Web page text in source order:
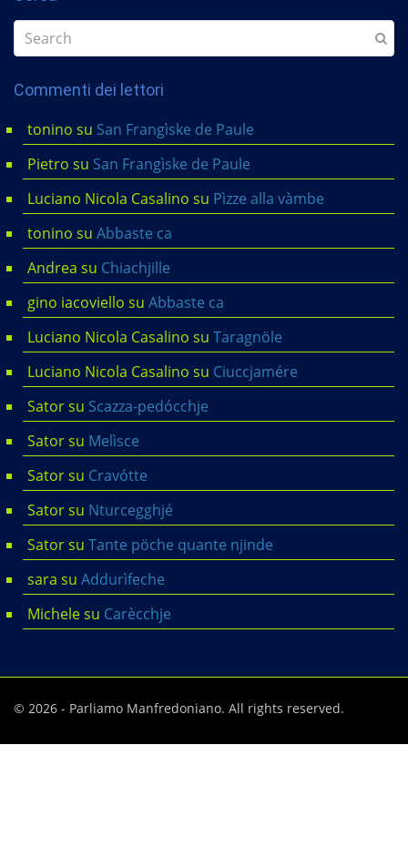
Commenti dei lettori
tonino su San Frangìske de Paule
Pietro su San Frangìske de Paule
Luciano Nicola Casalino su Pìzze alla vàmbe
tonino su Abbaste ca
Andrea su Chiachjille
gino iacoviello su Abbaste ca
Luciano Nicola Casalino su Taragnöle
Luciano Nicola Casalino su Ciuccjamére
Satorsu Scazza-pedócchje
Satorsu Melìsce
Satorsu Cravótte
Satorsu Nturcegghjé
Satorsu Tante pöche quante njinde
sara su Addurìfeche
Michelesu Carècchje
© 2026 - Parliamo Manfredoniano. All rights reserved.